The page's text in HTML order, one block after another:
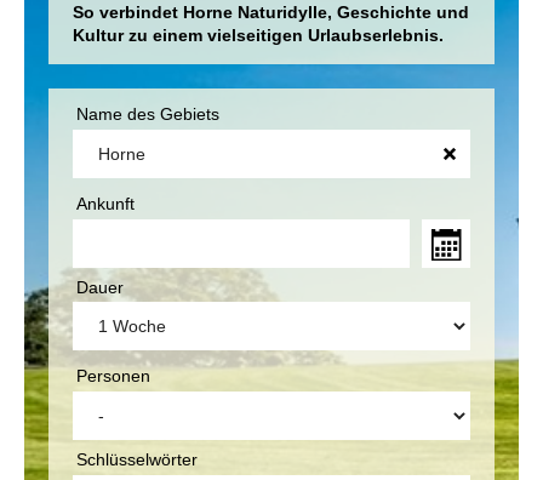
So verbindet Horne Naturidylle, Geschichte und
Kultur zu einem vielseitigen Urlaubserlebnis.
Name des Gebiets
Ankunft
Dauer
Personen
Schlüsselwörter